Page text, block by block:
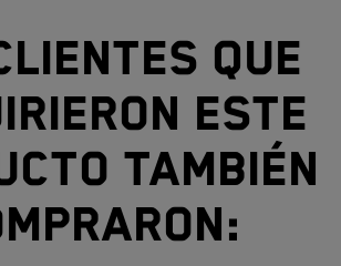
que
este
también